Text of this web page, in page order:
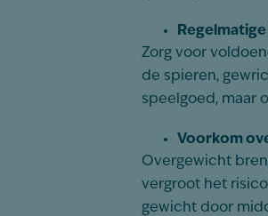
Zorg voor
de spieren,
speelgoed, maar
Voorkom
Overgewicht
vergroot het
gewicht door